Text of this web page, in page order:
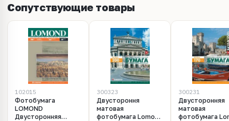
Сопутствующие товары
102015
Фотобумага
LOMOND
Двусторонняя
300323
Двустороння
матовая
фотобумага Lomond
300231
Двусторонняя
матовая
фотобумага